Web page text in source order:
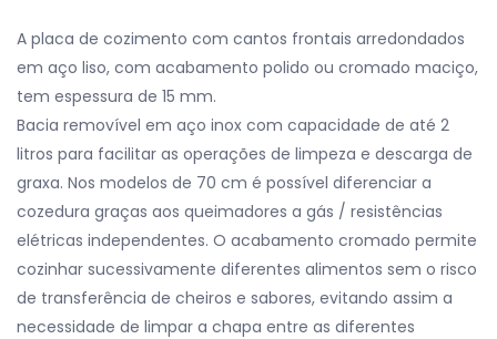
A placa de cozimento com cantos frontais arredondados
em aço liso, com acabamento polido ou cromado maciço,
tem espessura de 15 mm.
Bacia removível em aço inox com capacidade de até 2
litros para facilitar as operações de limpeza e descarga de
graxa. Nos modelos de 70 cm é possível diferenciar a
cozedura graças aos queimadores a gás / resistências
elétricas independentes. O acabamento cromado permite
cozinhar sucessivamente diferentes alimentos sem o risco
de transferência de cheiros e sabores, evitando assim a
necessidade de limpar a chapa entre as diferentes